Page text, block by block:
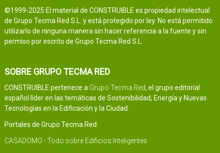
©1999-2025 El material de CONSTRUIBLE es propiedad intelectual
de Grupo Tecma Red S.L. y está protegido por ley. No está permitido
utilizarlo de ninguna manera sin hacer referencia a la fuente y sin
permiso por escrito de Grupo Tecma Red S.L.
SOBRE GRUPO TECMA RED
CONSTRUIBLE pertenece a Grupo Tecma Red, el grupo editorial
español líder en las temáticas de Sostenibilidad, Energía y Nuevas
Tecnologías en la Edificación y la Ciudad.
Portales de Grupo Tecma Red:
CASADOMO - Todo sobre Edificios Inteligentes